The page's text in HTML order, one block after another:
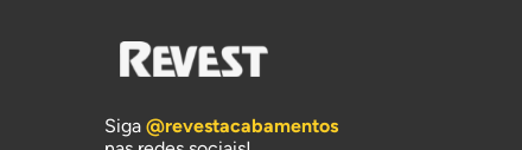
Siga @revestacabamentos